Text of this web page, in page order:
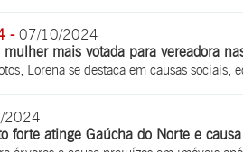
- 07/10/2024
mulher mais votada para vereadora
Lorena se destaca em causas sociais,
2024
forte atinge Gaúcha do Norte e